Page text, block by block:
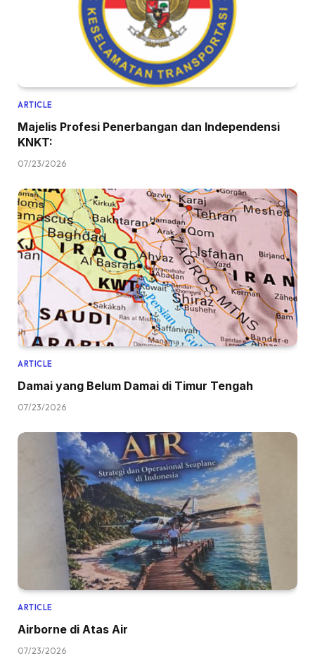
ARTICLE
Majelis Profesi Penerbangan dan Independensi
KNKT:
07/23/2026
ARTICLE
Damai yang Belum Damai di Timur Tengah
07/23/2026
ARTICLE
Airborne di Atas Air
07/23/2026